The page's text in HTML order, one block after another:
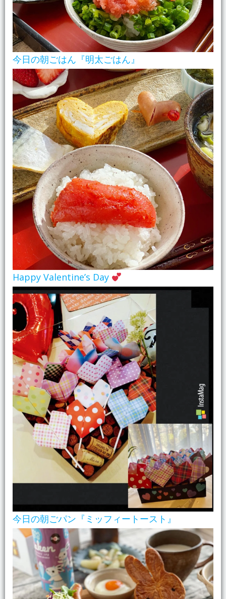
今日の朝ごはん『明太ごはん』
Happy Valentine’s Day
今日の朝ごパン『ミッフィートースト』